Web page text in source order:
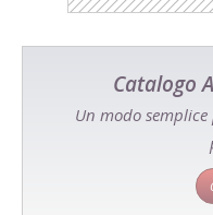
Catalogo
Un modo